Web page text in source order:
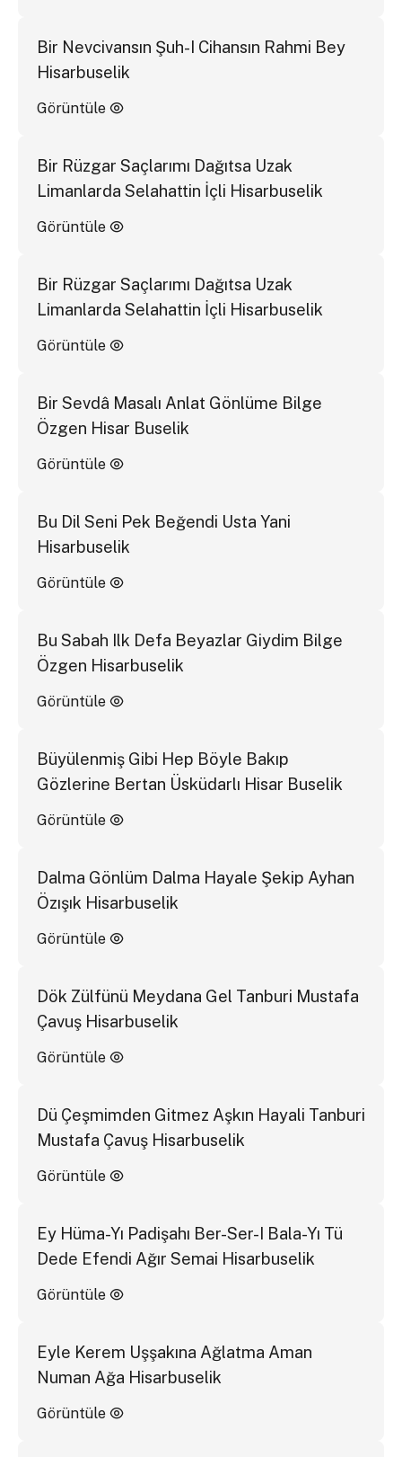
Bir Nevcivansın Şuh-I Cihansın Rahmi Bey
Hisarbuselik
Görüntüle
Bir Rüzgar Saçlarımı Dağıtsa Uzak
Limanlarda Selahattin İçli Hisarbuselik
Görüntüle
Bir Rüzgar Saçlarımı Dağıtsa Uzak
Limanlarda Selahattin İçli Hisarbuselik
Görüntüle
Bir Sevdâ Masalı Anlat Gönlüme Bilge
Özgen Hisar Buselik
Görüntüle
Bu Dil Seni Pek Beğendi Usta Yani
Hisarbuselik
Görüntüle
Bu Sabah Ilk Defa Beyazlar Giydim Bilge
Özgen Hisarbuselik
Görüntüle
Büyülenmiş Gibi Hep Böyle Bakıp
Gözlerine Bertan Üsküdarlı Hisar Buselik
Görüntüle
Dalma Gönlüm Dalma Hayale Şekip Ayhan
Özışık Hisarbuselik
Görüntüle
Dök Zülfünü Meydana Gel Tanburi Mustafa
Çavuş Hisarbuselik
Görüntüle
Dü Çeşmimden Gitmez Aşkın Hayali Tanburi
Mustafa Çavuş Hisarbuselik
Görüntüle
Ey Hüma-Yı Padişahı Ber-Ser-I Bala-Yı Tü
Dede Efendi Ağır Semai Hisarbuselik
Görüntüle
Eyle Kerem Uşşakına Ağlatma Aman
Numan Ağa Hisarbuselik
Görüntüle